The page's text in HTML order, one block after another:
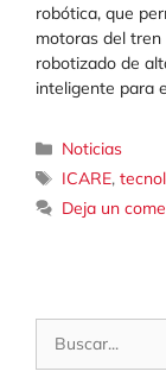
robótica, que
motoras del
robotizado de
inteligente para
Categorías
Noticias
Etiquetas
ICARE,
Deja un
Buscar: